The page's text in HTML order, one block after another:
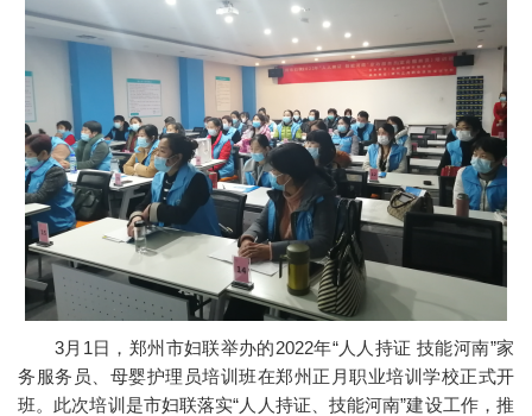
3月1日，郑州市妇联举办的2022年“人人持证 技能河南”家
务服务员、母婴护理员培训班在郑州正月职业培训学校正式开
班。此次培训是市妇联落实“人人持证、技能河南”建设工作，推